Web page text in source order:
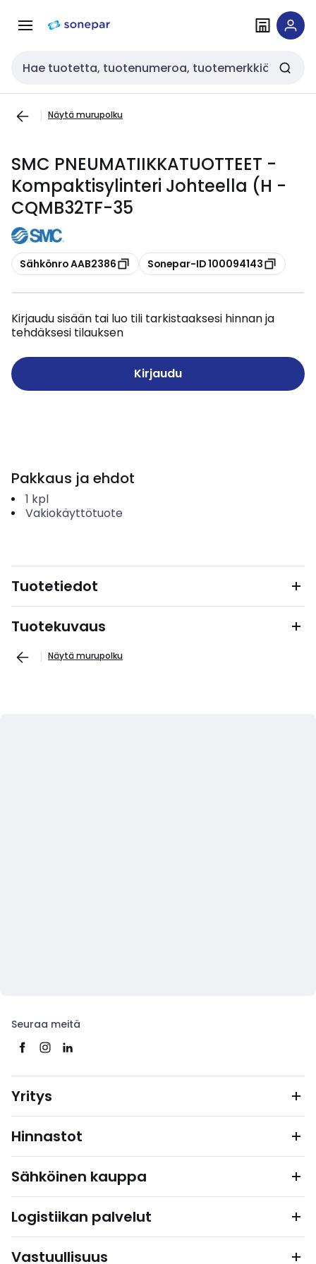
navigointiinsisältöön
Haku
Näytä murupolku
SMC PNEUMATIIKKATUOTTEET -
Kompaktisylinteri Johteella (H -
CQMB32TF-35
Kopioi
Sähkönro AAB2386 Kopioi
Sonepar-ID 100094143
Kirjaudu sisään tai luo tili tarkistaaksesi hinnan ja
tehdäksesi tilauksen
Kirjaudu
Pakkaus ja ehdot
1 kpl
Vakiokäyttötuote
Tuotetiedot
Tuotekuvaus
Näytä murupolku
Seuraa meitä
Yritys
Hinnastot
Sähköinen kauppa
Logistiikan palvelut
Vastuullisuus